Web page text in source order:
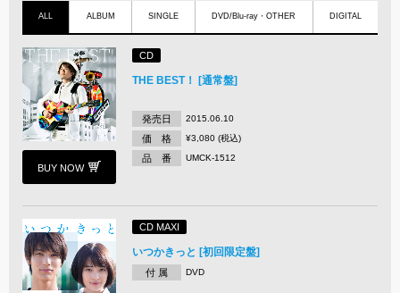
ALL ALBUM SINGLE DVD/Blu-ray・OTHER DIGITAL
BUY NOW
CD
THE BEST！ [通常盤]
発売日 2015.06.10
価 格 ¥3,080 (税込)
品 番 UMCK-1512
CD MAXI
いつかきっと [初回限定盤]
付 属 DVD